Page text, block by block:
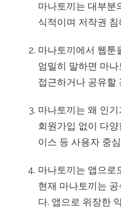
마나토끼는 대부분
식적이며 저작권
마나토끼에서 웹툰
엄밀히 말하면 마
접근하거나 공유할
마나토끼는 왜 인
회원가입 없이 다
이스 등 사용자 중
마나토끼는 앱으로
현재 마나토끼는
다. 앱으로 위장한